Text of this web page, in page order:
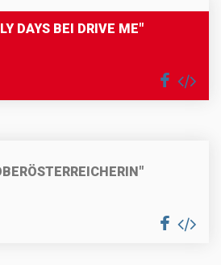
DAYS BEI DRIVE ME"